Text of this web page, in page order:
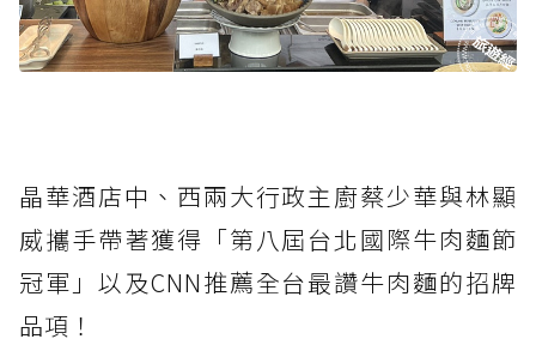
晶華酒店中、西兩大行政主廚蔡少華與林顯
威攜手帶著獲得「第八屆台北國際牛肉麵節
冠軍」以及CNN推薦全台最讚牛肉麵的招牌
品項！